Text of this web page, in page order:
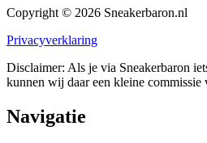
Copyright © 2026 Sneakerbaron.nl
Privacyverklaring
Disclaimer: Als je via Sneakerbaron
kunnen wij daar een kleine commissie
Navigatie